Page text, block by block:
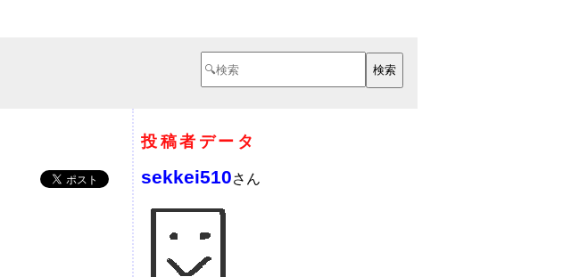
投稿者データ
sekkei510さん